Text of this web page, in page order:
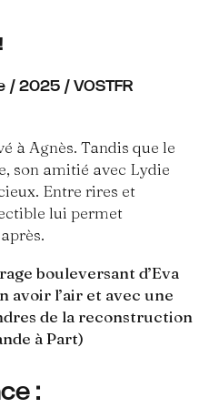
/ 2025 / VOSTFR
à Agnès. Tandis que le
son amitié avec Lydie
Entre rires et
lui permet
bouleversant d’Eva
avoir l’air et avec une
de la reconstruction
à Part)
: